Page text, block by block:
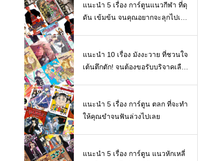
แนะนำ 5 เรื่อง การ์ตูนแนวกีฬา ที่ดุ
ดัน เข้มข้น จนคุณอยากจะลุกไปเล่
แนะนำ 10 เรื่อง มังงะวาย ที่ชวนใจ
เต้นตึกตัก! จนต้องขอรับบริจาคเลือ
แนะนำ 5 เรื่อง การ์ตูน ตลก ที่จะทำ
ให้คุณขำจนฟันล่วงไปเลย
แนะนำ 5 เรื่อง การ์ตูน แนวหักเหลี่